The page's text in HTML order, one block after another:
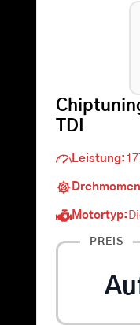
TDI
Leistung:
Motortyp:
PREIS